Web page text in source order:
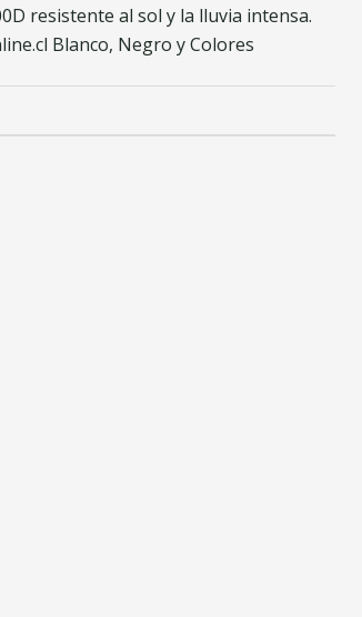
resistente al sol y la lluvia intensa.
Blanco, Negro y Colores